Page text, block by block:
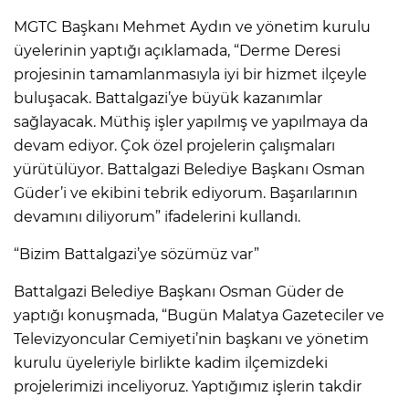
MGTC Başkanı Mehmet Aydın ve yönetim kurulu
üyelerinin yaptığı açıklamada, “Derme Deresi
projesinin tamamlanmasıyla iyi bir hizmet ilçeyle
buluşacak. Battalgazi’ye büyük kazanımlar
sağlayacak. Müthiş işler yapılmış ve yapılmaya da
devam ediyor. Çok özel projelerin çalışmaları
yürütülüyor. Battalgazi Belediye Başkanı Osman
Güder’i ve ekibini tebrik ediyorum. Başarılarının
devamını diliyorum” ifadelerini kullandı.
“Bizim Battalgazi’ye sözümüz var”
Battalgazi Belediye Başkanı Osman Güder de
yaptığı konuşmada, “Bugün Malatya Gazeteciler ve
Televizyoncular Cemiyeti’nin başkanı ve yönetim
kurulu üyeleriyle birlikte kadim ilçemizdeki
projelerimizi inceliyoruz. Yaptığımız işlerin takdir